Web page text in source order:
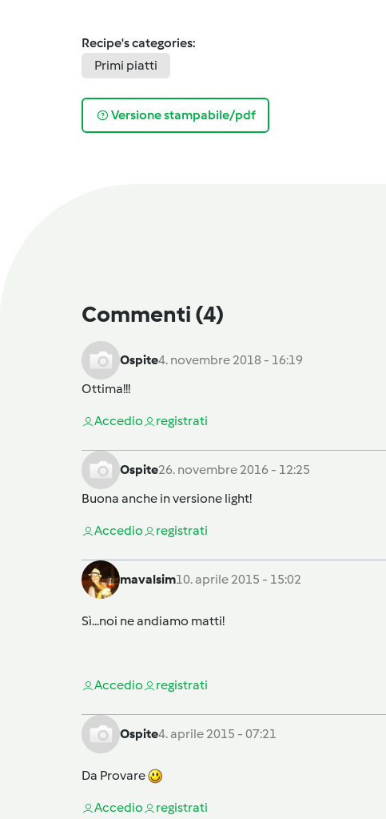
Recipe's categories:
Primi piatti
Versione stampabile/pdf
Commenti (4)
Ospite4. novembre 2018 - 16:19
Ottima!!!
Accedio registrati
Ospite26. novembre 2016 - 12:25
Buona anche in versione light!
Accedio registrati
mavalsim10. aprile 2015 - 15:02
Sì...noi ne andiamo matti!
Accedio registrati
Ospite4. aprile 2015 - 07:21
Da Provare
Accedio registrati